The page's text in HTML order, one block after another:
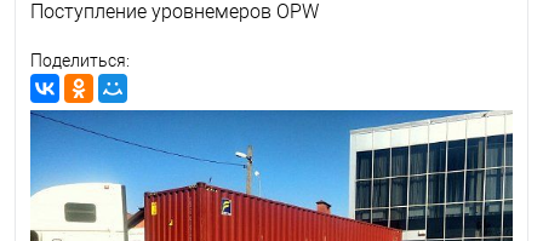
Поступление уровнемеров OPW